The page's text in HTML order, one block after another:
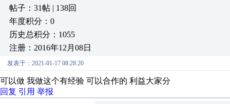
帖子：31帖 | 138回
年度积分：0
历史总积分：1055
注册：2016年12月08日
发表于：2021-01-17 08:28:20
可以做 我做这个有经验 可以合作的 利益大家分
回复 引用 举报